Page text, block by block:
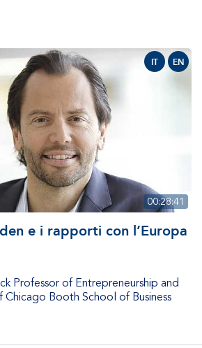
IT EN
00:28:41
e i rapporti con l’Europa
Professor of Entrepreneurship and
Chicago Booth School of Business